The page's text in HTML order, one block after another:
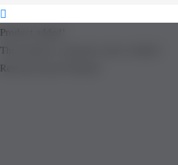
Product added!
The product is already in the wishlist!
Removed from Wishlist